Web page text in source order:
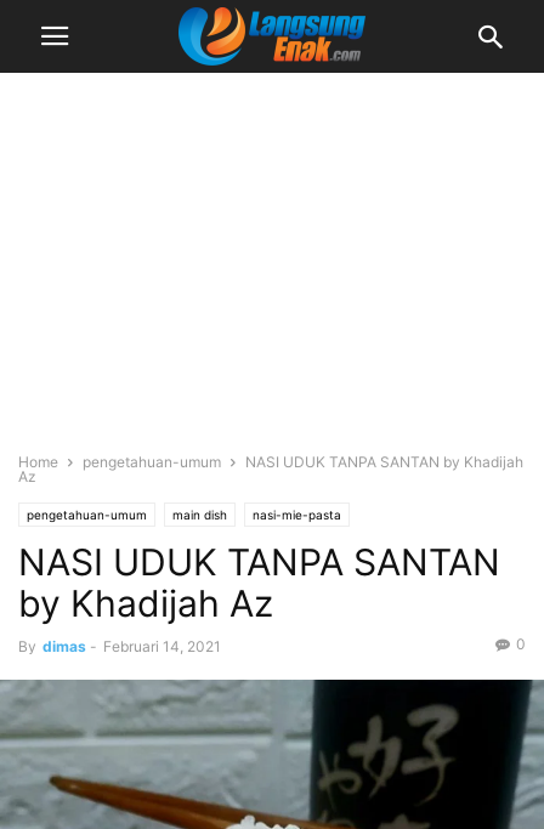
Home pengetahuan-umum
NASI UDUK TANPA SANTAN by Khadijah
Az
pengetahuan-umum main dish nasi-mie-pasta
NASI UDUK TANPA SANTAN
by Khadijah Az
By dimas - Februari 14, 2021 0